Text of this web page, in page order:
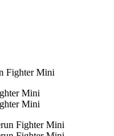
Fighter Mini